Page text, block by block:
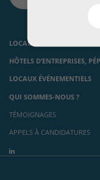
LOCAUX D’ACTIVITÉS ET
HÔTELS D’ENTREPRISES,
LOCAUX ÉVÉNEMENTIELS
QUI SOMMES-NOUS ?
TÉMOIGNAGES
APPELS À CANDIDATURES